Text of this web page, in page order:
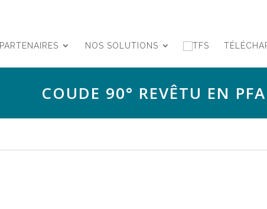
PARTENAIRES NOS SOLUTIONS
COUDE 90° REVÊTU EN